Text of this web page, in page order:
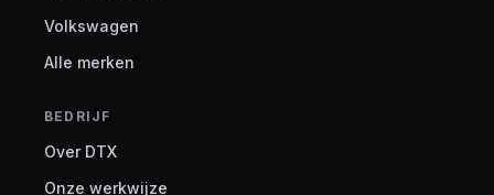
Volkswagen
Alle merken
BEDRIJF
Over DTX
Onze werkwijze